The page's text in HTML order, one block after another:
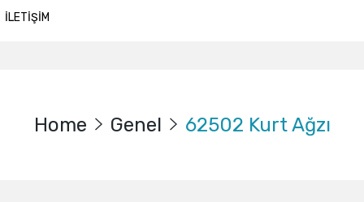
İLETİŞİM
Home Genel 62502 Kurt Ağzı